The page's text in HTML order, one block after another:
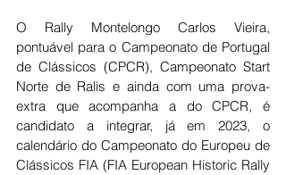
O Rally Montelongo Carlos Vieira,
pontuável para o Campeonato de Portugal
de Clássicos (CPCR), Campeonato Start
Norte de Ralis e ainda com uma prova-
extra que acompanha a do CPCR, é
candidato a integrar, já em 2023, o
calendário do Campeonato do Europeu de
Clássicos FIA (FIA European Historic Rally